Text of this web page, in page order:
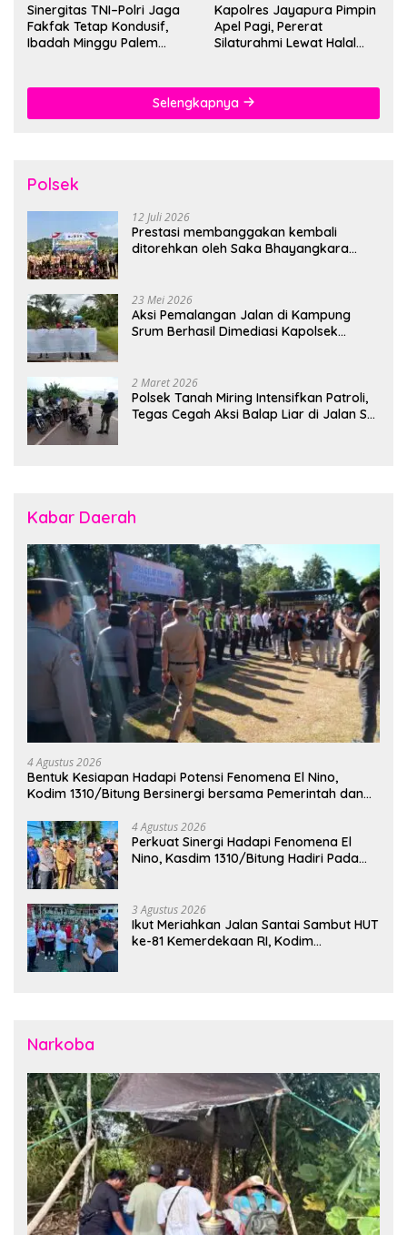
Sinergitas TNI–Polri Jaga
Fakfak Tetap Kondusif,
Ibadah Minggu Palem
Kapolres Jayapura Pimpin
Apel Pagi, Pererat
Silaturahmi Lewat Halal
Selengkapnya
Polsek
12 Juli 2026
Prestasi membanggakan kembali
ditorehkan oleh Saka Bhayangkara
23 Mei 2026
Aksi Pemalangan Jalan di Kampung
Srum Berhasil Dimediasi Kapolsek
2 Maret 2026
Polsek Tanah Miring Intensifkan Patroli,
Tegas Cegah Aksi Balap Liar di Jalan SP
Kabar Daerah
4 Agustus 2026
Bentuk Kesiapan Hadapi Potensi Fenomena El Nino,
Kodim 1310/Bitung Bersinergi bersama Pemerintah dan
Bencana
4 Agustus 2026
Perkuat Sinergi Hadapi Fenomena El
Nino, Kasdim 1310/Bitung Hadiri Pada
3 Agustus 2026
Ikut Meriahkan Jalan Santai Sambut HUT
ke-81 Kemerdekaan RI, Kodim
Narkoba